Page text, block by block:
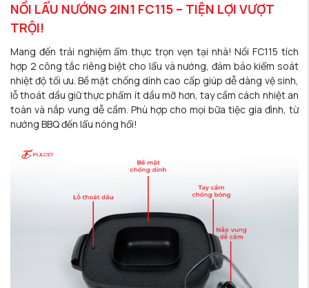
NỒI LẨU NƯỚNG 2IN1 FC115 – TIỆN LỢI VƯỢT
TRỘI!
Mang đến trải nghiệm ẩm thực trọn vẹn tại nhà! Nồi FC115 tích
hợp 2 công tắc riêng biệt cho lẩu và nướng, đảm bảo kiểm soát
nhiệt độ tối ưu. Bề mặt chống dính cao cấp giúp dễ dàng vệ sinh,
lỗ thoát dầu giữ thực phẩm ít dầu mỡ hơn, tay cầm cách nhiệt an
toàn và nắp vung dễ cầm. Phù hợp cho mọi bữa tiệc gia đình, từ
nướng BBQ đến lẩu nóng hổi!